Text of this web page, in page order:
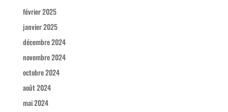
février 2025
janvier 2025
décembre 2024
novembre 2024
octobre 2024
août 2024
mai 2024